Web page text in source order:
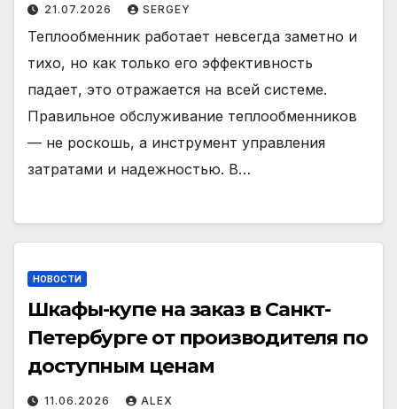
21.07.2026 SERGEY
Теплообменник работает невсегда заметно и
тихо, но как только его эффективность
падает, это отражается на всей системе.
Правильное обслуживание теплообменников
— не роскошь, а инструмент управления
затратами и надежностью. В…
НОВОСТИ
Шкафы-купе на заказ в Санкт-
Петербурге от производителя по
доступным ценам
11.06.2026 ALEX